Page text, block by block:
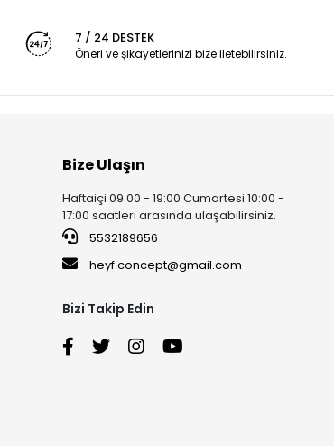
7 / 24 DESTEK
Öneri ve şikayetlerinizi bize iletebilirsiniz.
Bize Ulaşın
Haftaiçi 09:00 - 19:00 Cumartesi 10:00 -
17:00 saatleri arasında ulaşabilirsiniz.
5532189656
heyf.concept@gmail.com
Bizi Takip Edin